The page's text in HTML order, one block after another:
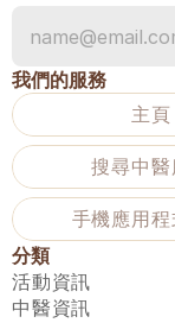
我們的服務
主頁
搜尋中醫
手機應用
分類
活動資訊
中醫資訊